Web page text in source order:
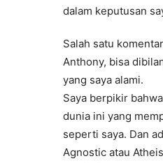
dalam keputusan
Salah satu
Anthony, bisa
yang saya alami.
Saya berpikir
dunia ini yang
seperti saya. Dan
Agnostic atau